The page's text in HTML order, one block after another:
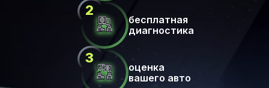
бесплатная
диагностика
оценка
вашего авто